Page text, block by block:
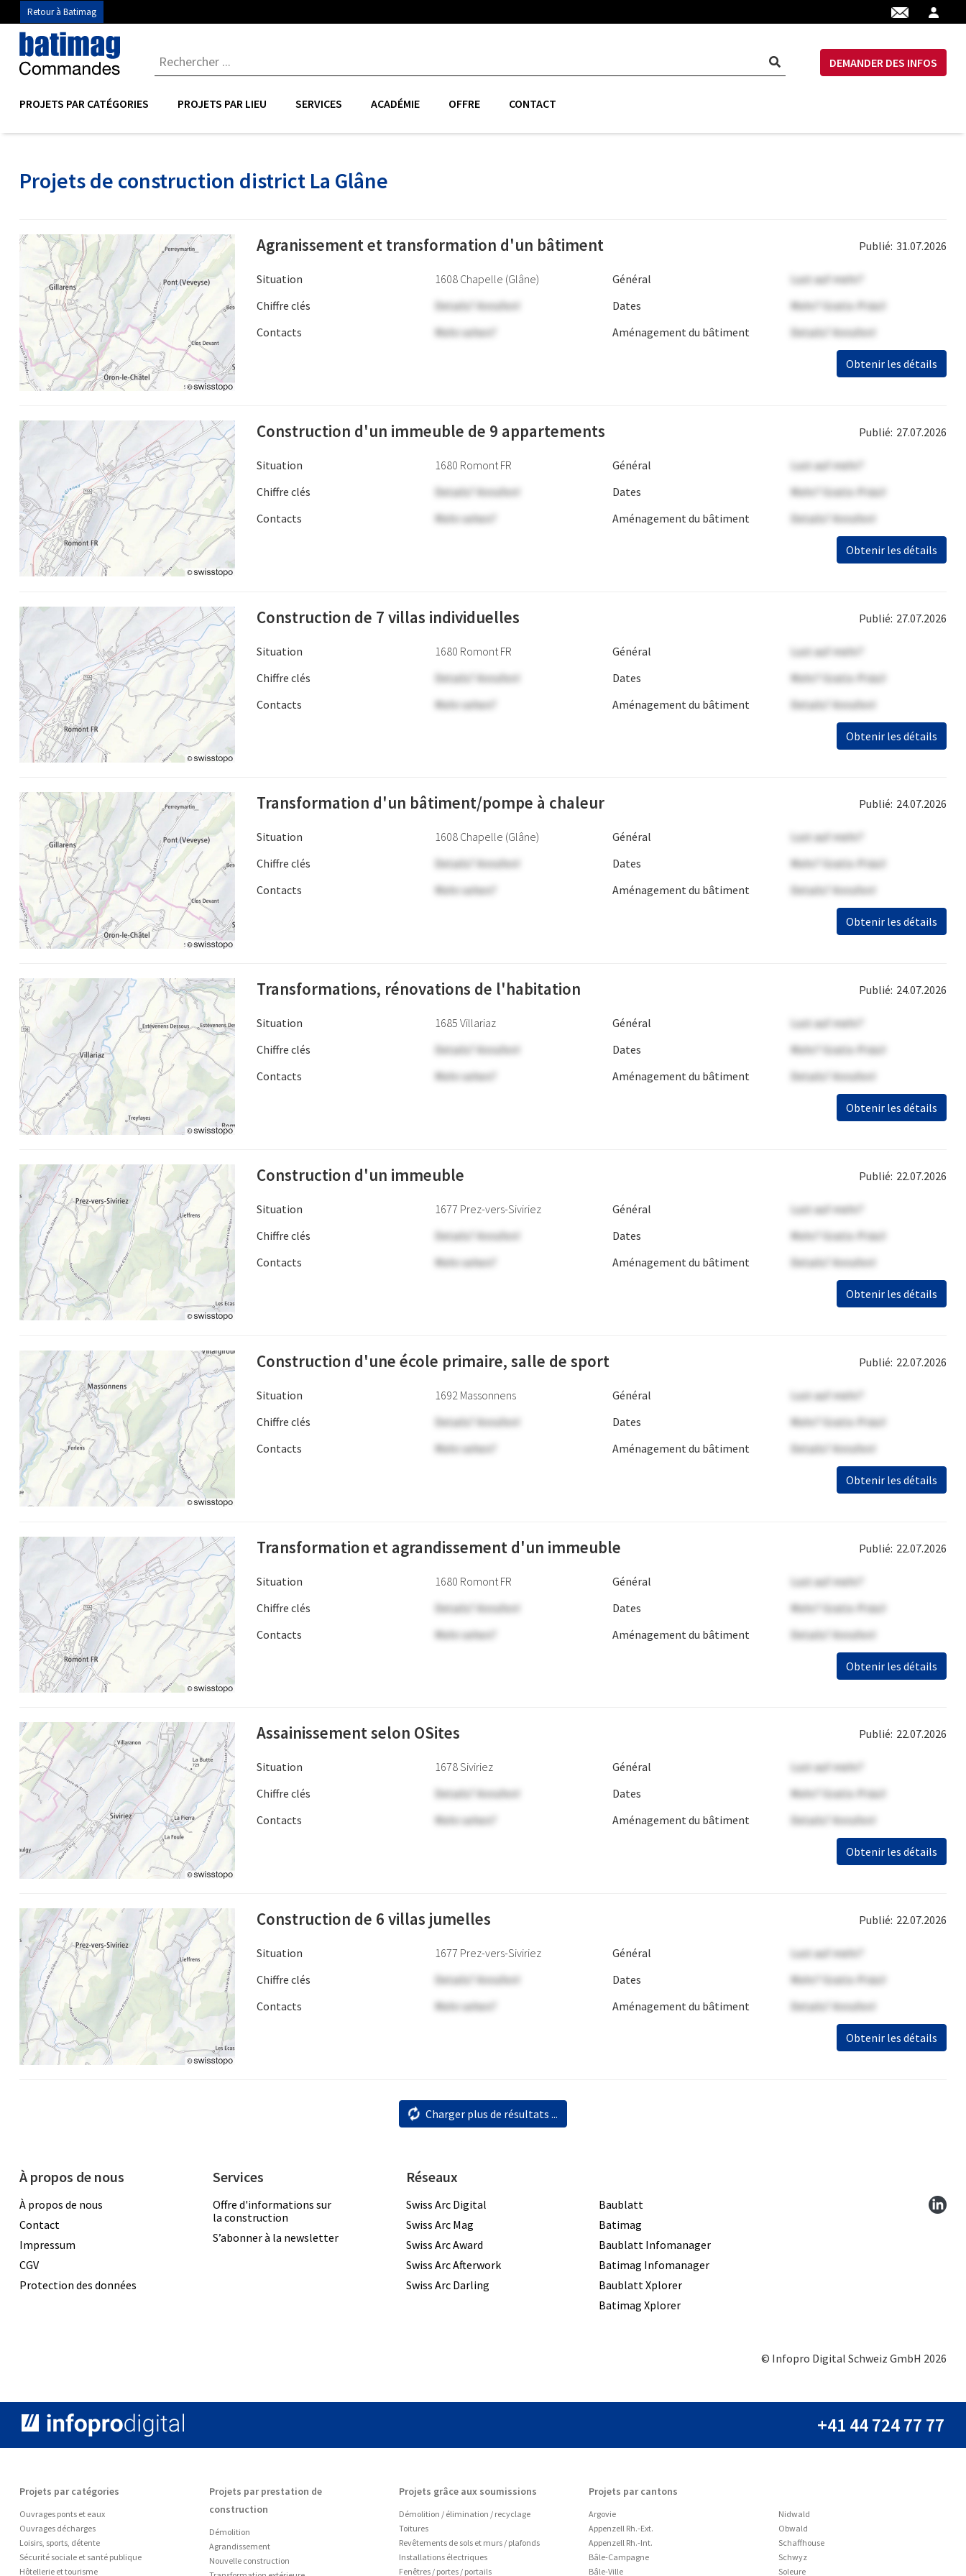
Retour à Batimag
DEMANDER DES INFOS
PROJETS PAR CATÉGORIES PROJETS PAR LIEU SERVICES ACADÉMIE OFFRE CONTACT
Projets de construction district La Glâne
Agranissement et transformation d'un bâtiment Publié: 31.07.2026
Situation 1608 Chapelle (Glâne) Général
Lust auf mehr?
Chiffre clés
Details? Anrufen! Dates
Mehr? Gratis-Präsi!
Contacts
Mehr sehen? Aménagement du bâtiment Details? Anrufen!
Obtenir les détails
Construction d'un immeuble de 9 appartements Publié: 27.07.2026
Situation 1680 Romont FR Général
Lust auf mehr?
Chiffre clés
Details? Anrufen! Dates
Mehr? Gratis-Präsi!
Contacts
Mehr sehen? Aménagement du bâtiment Details? Anrufen!
Obtenir les détails
Construction de 7 villas individuelles Publié: 27.07.2026
Situation 1680 Romont FR Général
Lust auf mehr?
Chiffre clés
Details? Anrufen! Dates
Mehr? Gratis-Präsi!
Contacts
Mehr sehen? Aménagement du bâtiment Details? Anrufen!
Obtenir les détails
Transformation d'un bâtiment/pompe à chaleur Publié: 24.07.2026
Situation 1608 Chapelle (Glâne) Général
Lust auf mehr?
Chiffre clés
Details? Anrufen! Dates
Mehr? Gratis-Präsi!
Contacts
Mehr sehen? Aménagement du bâtiment Details? Anrufen!
Obtenir les détails
Transformations, rénovations de l'habitation Publié: 24.07.2026
Situation 1685 Villariaz Général
Lust auf mehr?
Chiffre clés
Details? Anrufen! Dates
Mehr? Gratis-Präsi!
Contacts
Mehr sehen? Aménagement du bâtiment Details? Anrufen!
Obtenir les détails
Construction d'un immeuble Publié: 22.07.2026
Situation 1677 Prez-vers-Siviriez Général
Lust auf mehr?
Chiffre clés
Details? Anrufen! Dates
Mehr? Gratis-Präsi!
Contacts
Mehr sehen? Aménagement du bâtiment Details? Anrufen!
Obtenir les détails
Construction d'une école primaire, salle de sport Publié: 22.07.2026
Situation 1692 Massonnens Général
Lust auf mehr?
Chiffre clés
Details? Anrufen! Dates
Mehr? Gratis-Präsi!
Contacts
Mehr sehen? Aménagement du bâtiment Details? Anrufen!
Obtenir les détails
Transformation et agrandissement d'un immeuble Publié: 22.07.2026
Situation 1680 Romont FR Général
Lust auf mehr?
Chiffre clés
Details? Anrufen! Dates
Mehr? Gratis-Präsi!
Contacts
Mehr sehen? Aménagement du bâtiment Details? Anrufen!
Obtenir les détails
Assainissement selon OSites Publié: 22.07.2026
Situation 1678 Siviriez Général
Lust auf mehr?
Chiffre clés
Details? Anrufen! Dates
Mehr? Gratis-Präsi!
Contacts
Mehr sehen? Aménagement du bâtiment Details? Anrufen!
Obtenir les détails
Construction de 6 villas jumelles Publié: 22.07.2026
Situation 1677 Prez-vers-Siviriez Général
Lust auf mehr?
Chiffre clés
Details? Anrufen! Dates
Mehr? Gratis-Präsi!
Contacts
Mehr sehen? Aménagement du bâtiment Details? Anrufen!
Obtenir les détails
Charger plus de résultats ...
À propos de nous
À propos de nous
Contact
Impressum
CGV
Protection des données
Services
Offre d'informations sur
la construction
S’abonner à la newsletter
Réseaux
Swiss Arc Digital
Swiss Arc Mag
Swiss Arc Award
Swiss Arc Afterwork
Swiss Arc Darling
Baublatt
Batimag
Baublatt Infomanager
Batimag Infomanager
Baublatt Xplorer
Batimag Xplorer
© Infopro Digital Schweiz GmbH 2026
+41 44 724 77 77
Projets par catégories
Ouvrages ponts et eaux
Ouvrages décharges
Loisirs, sports, détente
Sécurité sociale et santé publique
Hôtellerie et tourisme
Projets par prestation de
construction
Démolition
Agrandissement
Nouvelle construction
Projets grâce aux soumissions
Démolition / élimination / recyclage
Toitures
Revêtements de sols et murs / plafonds
Installations électriques
Fenêtres / portes / portails
Projets par cantons
Argovie
Appenzell Rh.-Ext.
Appenzell Rh.-Int.
Bâle-Campagne
Bâle-Ville
Nidwald
Obwald
Schaffhouse
Schwyz
Soleure